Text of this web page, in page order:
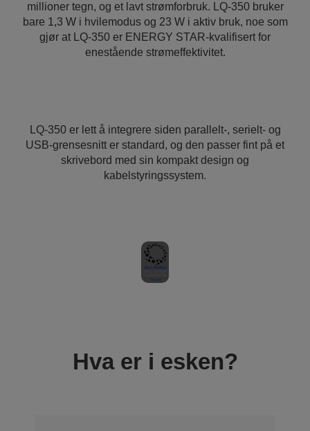
millioner tegn, og et lavt strømforbruk. LQ-350 bruker
bare 1,3 W i hvilemodus og 23 W i aktiv bruk, noe som
gjør at LQ-350 er ENERGY STAR-kvalifisert for
enestående strømeffektivitet.
LQ-350 er lett å integrere siden parallelt-, serielt- og
USB-grensesnitt er standard, og den passer fint på et
skrivebord med sin kompakt design og
kabelstyringssystem.
Hva er i esken?